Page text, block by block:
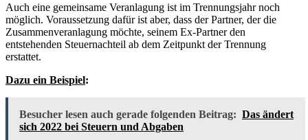
Auch eine gemeinsame Veranlagung ist im Trennungsjahr noch
möglich. Voraussetzung dafür ist aber, dass der Partner, der die
Zusammenveranlagung möchte, seinem Ex-Partner den
entstehenden Steuernachteil ab dem Zeitpunkt der Trennung
erstattet.
Dazu ein Beispiel:
Besucher lesen auch gerade folgenden Beitrag: Das ändert
sich 2022 bei Steuern und Abgaben